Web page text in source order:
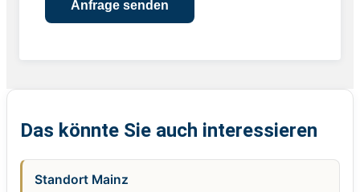
Das könnte Sie auch interessieren
Standort Mainz